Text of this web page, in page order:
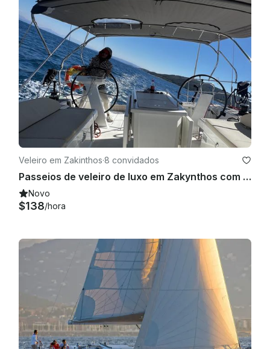
Veleiro em Zakinthos·8 convidados
Passeios de veleiro de luxo em Zakynthos com um Beneteau Oceania 46.1
Novo
$138/hora